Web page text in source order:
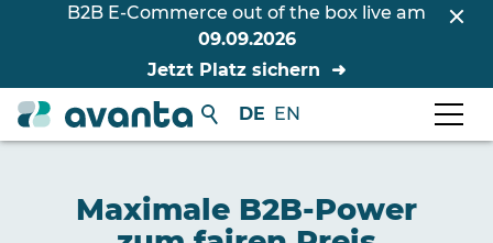
B2B E-Commerce out of the box live am
09.09.2026
Jetzt Platz sichern
DE EN
Maximale B2B-Power